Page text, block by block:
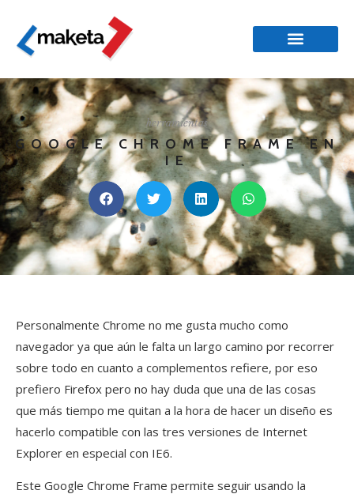
herramientas
GOOGLE CHROME FRAME EN
IE
Personalmente Chrome no me gusta mucho como
navegador ya que aún le falta un largo camino por recorrer
sobre todo en cuanto a complementos refiere, por eso
prefiero Firefox pero no hay duda que una de las cosas
que más tiempo me quitan a la hora de hacer un diseño es
hacerlo compatible con las tres versiones de Internet
Explorer en especial con IE6.
Este Google Chrome Frame permite seguir usando la